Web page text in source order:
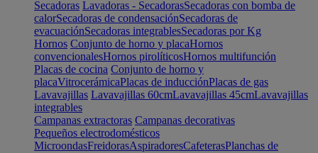
Secadoras Lavadoras - SecadorasSecadoras con bomba de
calorSecadoras de condensaciónSecadoras de
evacuaciónSecadoras integrablesSecadoras por Kg
Hornos Conjunto de horno y placaHornos
convencionalesHornos pirolíticosHornos multifunción
Placas de cocina Conjunto de horno y
placaVitrocerámicaPlacas de inducciónPlacas de gas
Lavavajillas Lavavajillas 60cmLavavajillas 45cmLavavajillas
integrables
Campanas extractoras Campanas decorativas
Pequeños electrodomésticos
MicroondasFreidorasAspiradoresCafeterasPlanchas de